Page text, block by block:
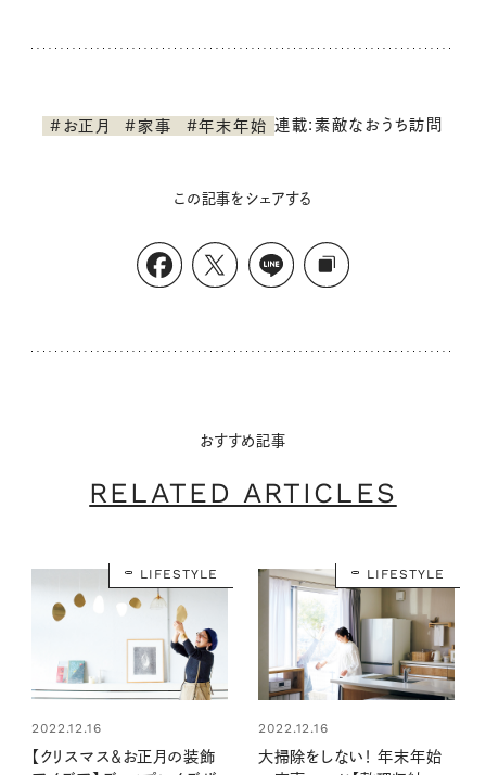
#お正月 #家事 #年末年始 連載:素敵なおうち訪問
この記事をシェアする
おすすめ記事
RELATED ARTICLES
LIFESTYLE
2022.12.16
【クリスマス＆お正月の装飾
LIFESTYLE
2022.12.16
大掃除をしない！ 年末年始